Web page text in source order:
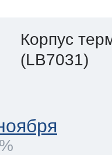
Корпус
(LB7031)